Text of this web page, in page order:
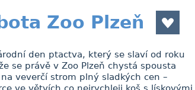
Zoo Plzeň
den ptactva, který se slaví od roku
se právě v Zoo Plzeň chystá spousta
veverčí strom plný sladkých cen –